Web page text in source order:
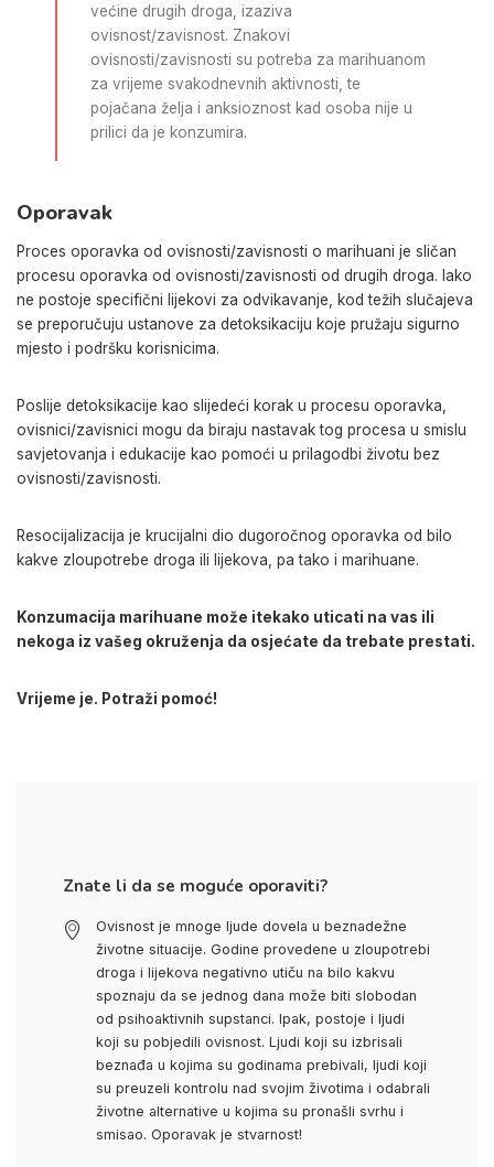
većine drugih droga, izaziva
ovisnost/zavisnost. Znakovi
ovisnosti/zavisnosti su potreba za marihuanom
za vrijeme svakodnevnih aktivnosti, te
pojačana želja i anksioznost kad osoba nije u
prilici da je konzumira.
Oporavak
Proces oporavka od ovisnosti/zavisnosti o marihuani je sličan
procesu oporavka od ovisnosti/zavisnosti od drugih droga. Iako
ne postoje specifični lijekovi za odvikavanje, kod težih slučajeva
se preporučuju ustanove za detoksikaciju koje pružaju sigurno
mjesto i podršku korisnicima.
Poslije detoksikacije kao slijedeći korak u procesu oporavka,
ovisnici/zavisnici mogu da biraju nastavak tog procesa u smislu
savjetovanja i edukacije kao pomoći u prilagodbi životu bez
ovisnosti/zavisnosti.
Resocijalizacija je krucijalni dio dugoročnog oporavka od bilo
kakve zloupotrebe droga ili lijekova, pa tako i marihuane.
Konzumacija marihuane može itekako uticati na vas ili
nekoga iz vašeg okruženja da osjećate da trebate prestati.
Vrijeme je. Potraži pomoć!
Znate li da se moguće oporaviti?
Ovisnost je mnoge ljude dovela u beznadežne
životne situacije. Godine provedene u zloupotrebi
droga i lijekova negativno utiču na bilo kakvu
spoznaju da se jednog dana može biti slobodan
od psihoaktivnih supstanci. Ipak, postoje i ljudi
koji su pobjedili ovisnost. Ljudi koji su izbrisali
beznađa u kojima su godinama prebivali, ljudi koji
su preuzeli kontrolu nad svojim životima i odabrali
životne alternative u kojima su pronašli svrhu i
smisao. Oporavak je stvarnost!